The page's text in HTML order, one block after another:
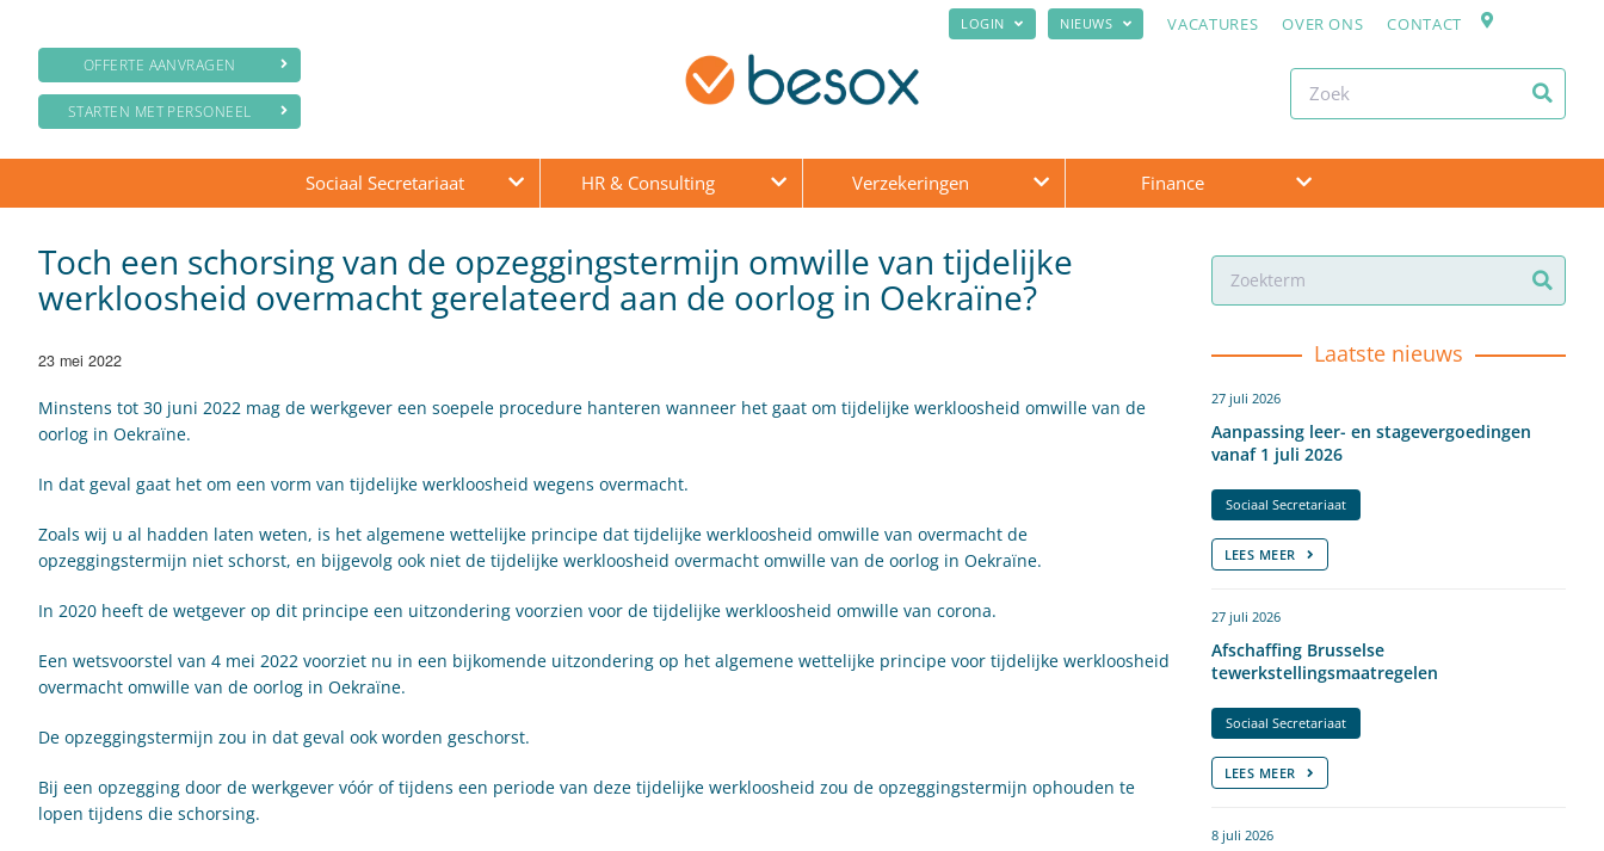
OFFERTE AANVRAGEN
STARTEN MET PERSONEEL
LOGIN NIEUWS VACATURES OVER ONS CONTACT
Sociaal Secretariaat HR & Consulting Verzekeringen Finance
Toch een schorsing van de opzeggingstermijn omwille van tijdelijke
werkloosheid overmacht gerelateerd aan de oorlog in Oekraïne?
23 mei 2022
Minstens tot 30 juni 2022 mag de werkgever een soepele procedure hanteren wanneer het gaat om tijdelijke werkloosheid omwille van de
oorlog in Oekraïne.
In dat geval gaat het om een vorm van tijdelijke werkloosheid wegens overmacht.
Zoals wij u al hadden laten weten, is het algemene wettelijke principe dat tijdelijke werkloosheid omwille van overmacht de
opzeggingstermijn niet schorst, en bijgevolg ook niet de tijdelijke werkloosheid overmacht omwille van de oorlog in Oekraïne.
In 2020 heeft de wetgever op dit principe een uitzondering voorzien voor de tijdelijke werkloosheid omwille van corona.
Een wetsvoorstel van 4 mei 2022 voorziet nu in een bijkomende uitzondering op het algemene wettelijke principe voor tijdelijke werkloosheid
overmacht omwille van de oorlog in Oekraïne.
De opzeggingstermijn zou in dat geval ook worden geschorst.
Bij een opzegging door de werkgever vóór of tijdens een periode van deze tijdelijke werkloosheid zou de opzeggingstermijn ophouden te
lopen tijdens die schorsing.
Laatste nieuws
27 juli 2026
Aanpassing leer- en stagevergoedingen
vanaf 1 juli 2026
Sociaal Secretariaat
LEES MEER
27 juli 2026
Afschaffing Brusselse
tewerkstellingsmaatregelen
Sociaal Secretariaat
LEES MEER
8 juli 2026